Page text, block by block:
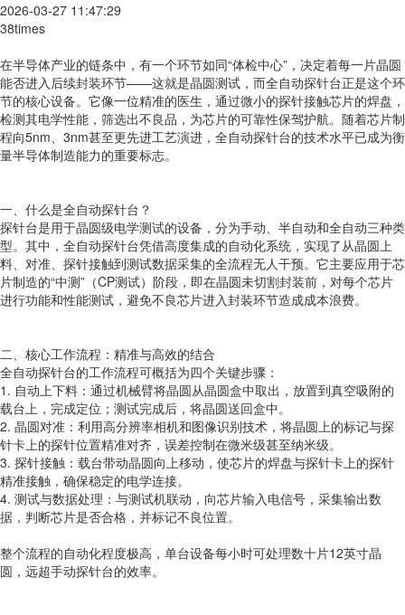
2026-03-27 11:47:29
38times
在半导体产业的链条中，有一个环节如同“体检中心”，决定着每一片晶圆
能否进入后续封装环节——这就是晶圆测试，而全自动探针台正是这个环
节的核心设备。它像一位精准的医生，通过微小的探针接触芯片的焊盘，
检测其电学性能，筛选出不良品，为芯片的可靠性保驾护航。随着芯片制
程向5nm、3nm甚至更先进工艺演进，全自动探针台的技术水平已成为衡
量半导体制造能力的重要标志。
一、什么是全自动探针台？
探针台是用于晶圆级电学测试的设备，分为手动、半自动和全自动三种类
型。其中，全自动探针台凭借高度集成的自动化系统，实现了从晶圆上
料、对准、探针接触到测试数据采集的全流程无人干预。它主要应用于芯
片制造的“中测”（CP测试）阶段，即在晶圆未切割封装前，对每个芯片
进行功能和性能测试，避免不良芯片进入封装环节造成成本浪费。
二、核心工作流程：精准与高效的结合
全自动探针台的工作流程可概括为四个关键步骤：
1. 自动上下料：通过机械臂将晶圆从晶圆盒中取出，放置到真空吸附的
载台上，完成定位；测试完成后，将晶圆送回盒中。
2. 晶圆对准：利用高分辨率相机和图像识别技术，将晶圆上的标记与探
针卡上的探针位置精准对齐，误差控制在微米级甚至纳米级。
3. 探针接触：载台带动晶圆向上移动，使芯片的焊盘与探针卡上的探针
精准接触，确保稳定的电学连接。
4. 测试与数据处理：与测试机联动，向芯片输入电信号，采集输出数
据，判断芯片是否合格，并标记不良位置。
整个流程的自动化程度极高，单台设备每小时可处理数十片12英寸晶
圆，远超手动探针台的效率。